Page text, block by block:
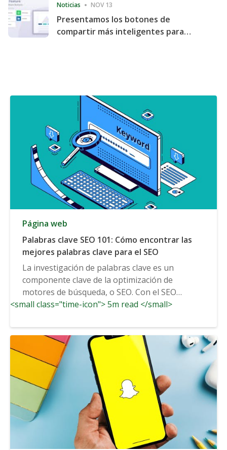
Noticias NOV 13
Presentamos los botones de
compartir más inteligentes para
Página web
Palabras clave SEO 101: Cómo encontrar las
mejores palabras clave para el SEO
La investigación de palabras clave es un
componente clave de la optimización de
motores de búsqueda, o SEO. Con el SEO
adecuado...
<small class="time-icon"> 5m read </small>